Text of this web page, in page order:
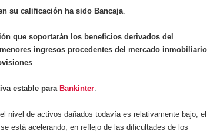
su calificación ha sido Bancaja.
que soportarán los beneficios derivados del
ingresos procedentes del mercado inmobiliario
.
estable para Bankinter.
nivel de activos dañados todavía es relativamente bajo, el
está acelerando, en reflejo de las dificultades de los